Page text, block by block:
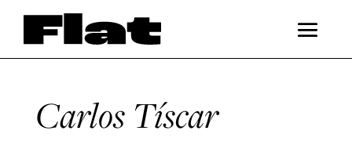
Carlos Tíscar